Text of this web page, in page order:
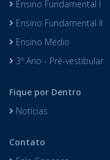
Nosso Ensino
Educação Infantil
Ensino Fundamental I
Ensino Fundamental II